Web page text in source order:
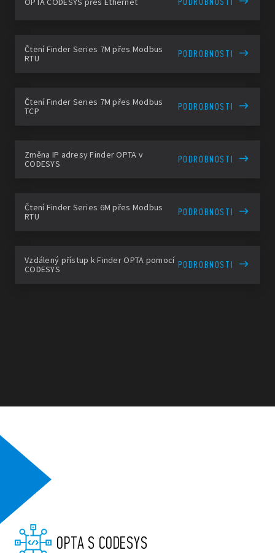
Čtení Finder Series 7M přes Modbus
RTU
PODROBNOSTI
Čtení Finder Series 7M přes Modbus
TCP
PODROBNOSTI
Změna IP adresy Finder OPTA v
CODESYS
PODROBNOSTI
Čtení Finder Series 6M přes Modbus
RTU
PODROBNOSTI
Vzdálený přístup k Finder OPTA pomocí
CODESYS
PODROBNOSTI
OPTA S CODESYS